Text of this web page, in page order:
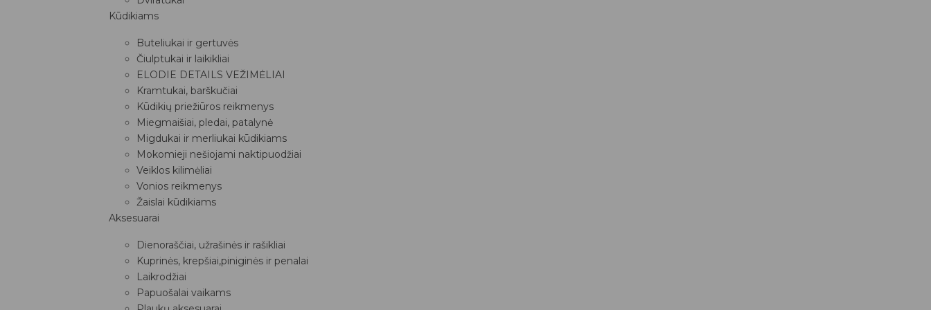
Kūdikiams
Buteliukai ir gertuvės
Čiulptukai ir laikikliai
ELODIE DETAILS VEŽIMĖLIAI
Kramtukai, barškučiai
Kūdikių priežiūros reikmenys
Miegmaišiai, pledai, patalynė
Migdukai ir merliukai kūdikiams
Mokomieji nešiojami naktipuodžiai
Veiklos kilimėliai
Vonios reikmenys
Žaislai kūdikiams
Aksesuarai
Dienoraščiai, užrašinės ir rašikliai
Kuprinės, krepšiai,piniginės ir penalai
Laikrodžiai
Papuošalai vaikams